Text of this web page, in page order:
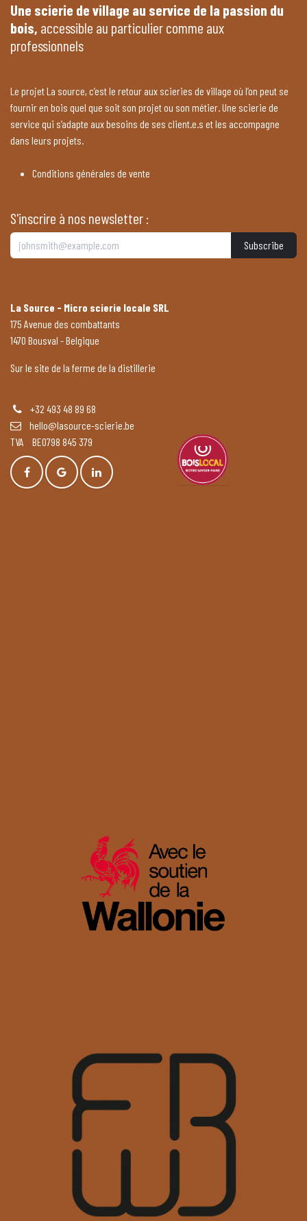
Une scierie de village au service de la passion du
bois, accessible au particulier comme aux
professionnels
Le projet La source, c’est le retour aux scieries de village où l’on peut se
fournir en bois quel que soit son projet ou son métier. Une scierie de
service qui s’adapte aux besoins de ses client.e.s et les accompagne
dans leurs projets.
Conditions générales de vente
S'inscrire à nos newsletter :
Subscribe
La Source - Micro scierie locale SRL
175 Avenue des combattants
1470 Bousval - Belgique
Sur le site de la ferme de la distillerie
+32 493 48 89 68
hello@lasource-scierie.be
TVA BE0798 845 379